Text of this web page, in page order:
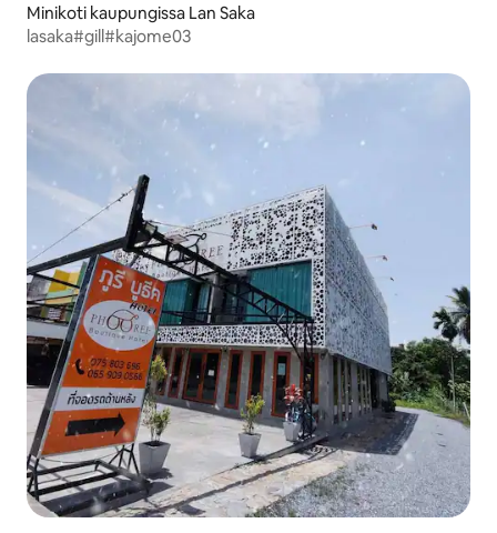
Minikoti kaupungissa Lan Saka
lasaka#gill#kajome03